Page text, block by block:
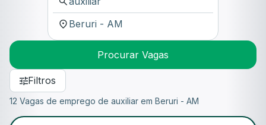
Procurar Vagas
Filtros
12 Vagas de emprego de auxiliar em Beruri - AM